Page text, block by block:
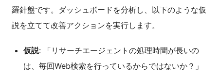
羅針盤です。ダッシュボードを分析し、以下のような仮
説を立てて改善アクションを実行します。
仮説: 「リサーチエージェントの処理時間が長いの
は、毎回Web検索を行っているからではないか？」